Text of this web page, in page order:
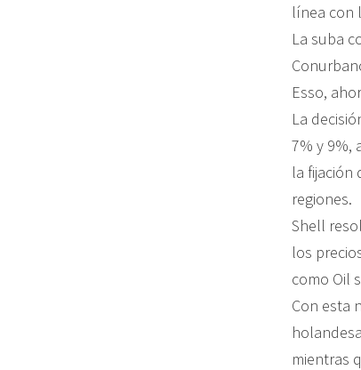
línea con
La suba
Esso,
La
7% y 9%,
la fijación
regiones.
Shell
los
como Oil
Con esta
mientras